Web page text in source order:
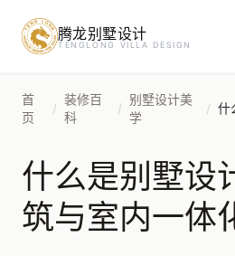
腾龙别墅设计
TENGLONG VILLA DESIGN
首
页
/
装修百
科
/
别墅设计美
学
/
什么是别墅设
筑与室内一体
预约设计咨询
姓名*
手机号 *